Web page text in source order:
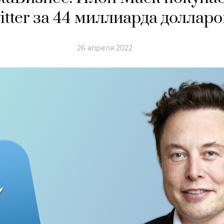
за 44 миллиарда
26 апреля 2022